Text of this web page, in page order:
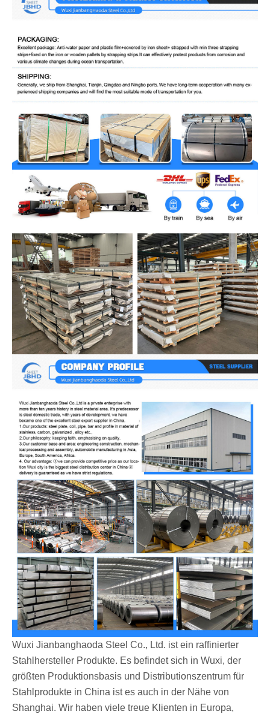
Wuxi Jianbanghaoda Steel Co., Ltd. ist ein raffinierter
Stahlhersteller Produkte. Es befindet sich in Wuxi, der
größten Produktionsbasis und Distributionszentrum für
Stahlprodukte in China ist es auch in der Nähe von
Shanghai. Wir haben viele treue Klienten in Europa,